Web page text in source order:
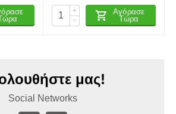
+
−
Αγόρασε
Τώρα
μας!
Social Networks